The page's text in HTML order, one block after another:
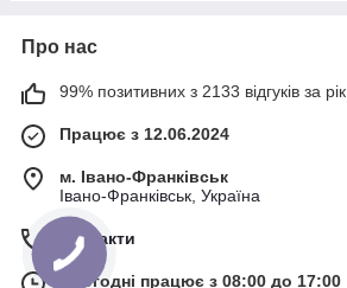
Про нас
99% позитивних з 2133 відгуків за рік
Працює з 12.06.2024
м. Івано-Франківськ
Івано-Франківськ, Україна
Контакти
Сьогодні працює з 08:00 до 17:00